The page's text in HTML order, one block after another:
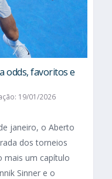
odds, favoritos e
19/01/2026
janeiro, o Aberto
dos torneios
mais um capítulo
Sinner e o